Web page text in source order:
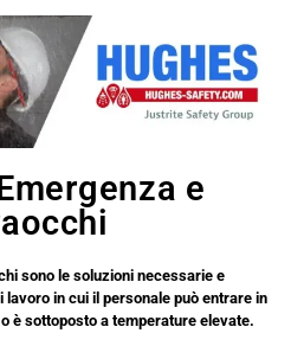
e
sono le soluzioni necessarie e
in cui il personale può entrare in
è sottoposto a temperature elevate.